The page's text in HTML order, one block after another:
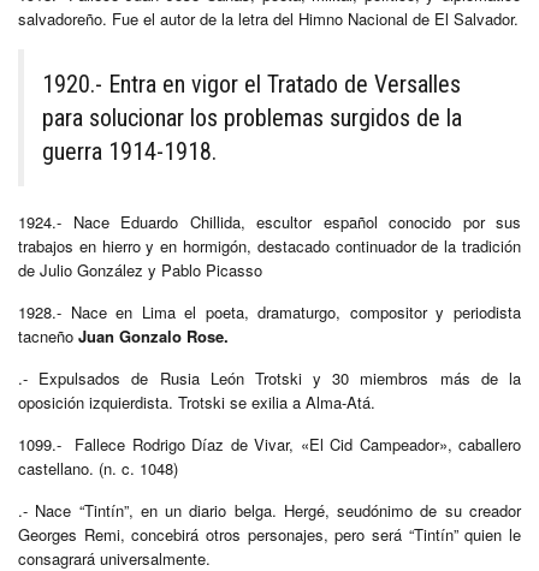
salvadoreño. Fue el autor de la letra del Himno Nacional de El Salvador.
1920.- Entra en vigor el Tratado de Versalles
para solucionar los problemas surgidos de la
guerra 1914-1918.
1924.- Nace Eduardo Chillida, escultor español conocido por sus
trabajos en hierro y en hormigón, destacado continuador de la tradición
de Julio González y Pablo Picasso
1928.- Nace en Lima el poeta, dramaturgo, compositor y periodista
tacneño Juan Gonzalo Rose.
.- Expulsados de Rusia León Trotski y 30 miembros más de la
oposición izquierdista. Trotski se exilia a Alma-Atá.
1099.- Fallece Rodrigo Díaz de Vivar, «El Cid Campeador», caballero
castellano. (n. c. 1048)
.- Nace “Tintín”, en un diario belga. Hergé, seudónimo de su creador
Georges Remi, concebirá otros personajes, pero será “Tintín” quien le
consagrará universalmente.